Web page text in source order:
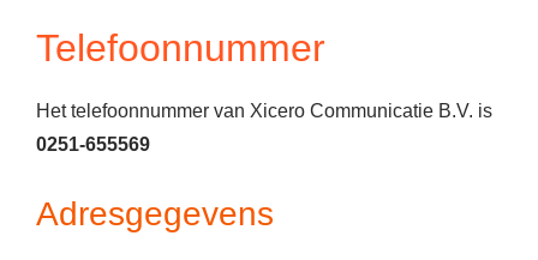
Telefoonnummer
Het telefoonnummer van Xicero Communicatie B.V. is
0251-655569
Adresgegevens